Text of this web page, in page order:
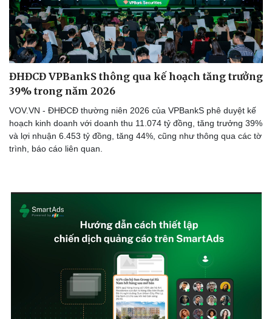
ĐHĐCĐ VPBankS thông qua kế hoạch tăng trưởng
39% trong năm 2026
VOV.VN - ĐHĐCĐ thường niên 2026 của VPBankS phê duyệt kế
hoạch kinh doanh với doanh thu 11.074 tỷ đồng, tăng trưởng 39%
và lợi nhuận 6.453 tỷ đồng, tăng 44%, cũng như thông qua các tờ
trình, báo cáo liên quan.